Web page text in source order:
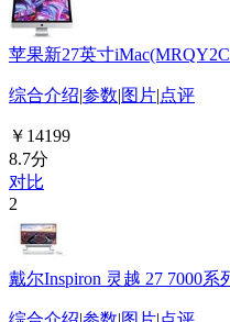
苹果新27英寸
综合介绍|参数|图片|点评
￥14199
8.7分
对比
2
戴尔Inspiron 灵越 27 7000系